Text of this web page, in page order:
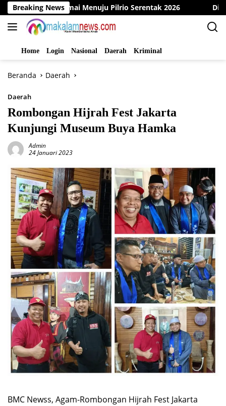
Langsung
ke
konten
Breaking News
Damai Menuju Pilrio Serentak 2026 Dinas PMD
Home Login Nasional Daerah Kriminal
Beranda Daerah
Daerah
Rombongan Hijrah Fest Jakarta
Kunjungi Museum Buya Hamka
Admin
24 Januari 2023
BMC Newss, Agam-Rombongan Hijrah Fest Jakarta